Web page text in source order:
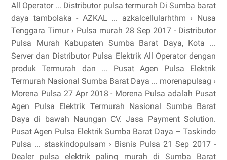
All Operator ... Distributor pulsa termurah Di Sumba barat
daya tambolaka - AZKAL ... azkalcellularhthm › Nusa
Tenggara Timur › Pulsa murah 28 Sep 2017 - Distributor
Pulsa Murah Kabupaten Sumba Barat Daya, Kota ...
Server dan Distributor Pulsa Elektrik All Operator dengan
produk Termurah dan ... Pusat Agen Pulsa Elektrik
Termurah Nasional Sumba Barat Daya ... morenapulsag ›
Morena Pulsa 27 Apr 2018 - Morena Pulsa adalah Pusat
Agen Pulsa Elektrik Termurah Nasional Sumba Barat
Daya di bawah Naungan CV. Jasa Payment Solution.
Pusat Agen Pulsa Elektrik Sumba Barat Daya – Taskindo
Pulsa ... staskindopulsam › Bisnis Pulsa 21 Sep 2017 -
Dealer pulsa elektrik paling murah di Sumba Barat